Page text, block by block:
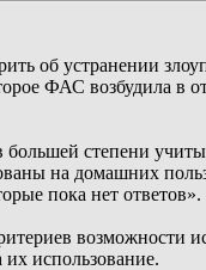
об устранении
ФАС возбудила в
степени
на домашних
пока нет ответов».
возможности
использование.